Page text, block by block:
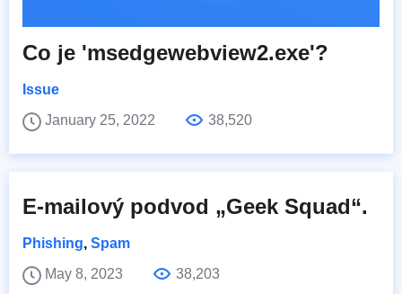
Co je 'msedgewebview2.exe'?
Issue
January 25, 2022
38,520
E-mailový podvod „Geek Squad“.
Phishing, Spam
May 8, 2023
38,203